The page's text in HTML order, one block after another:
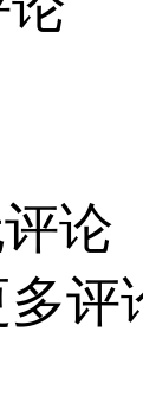
论
评